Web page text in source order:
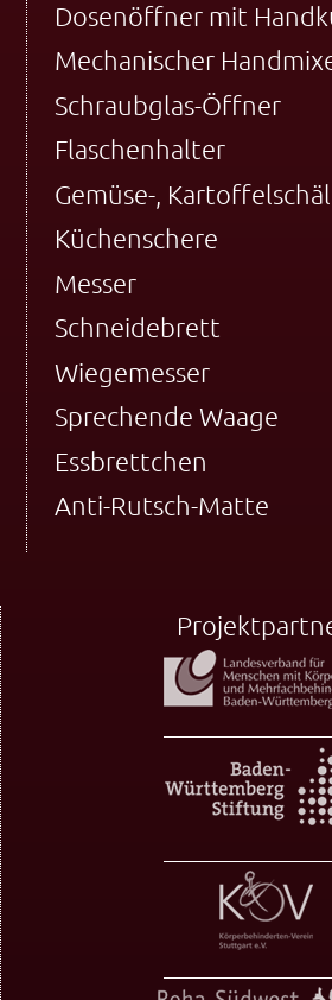
Dosenöffner mit
Mechanischer
Schraubglas-Öffner
Flaschenhalter
Gemüse-,
Küchenschere
Messer
Schneidebrett
Wiegemesser
Sprechende Waage
Essbrettchen
Anti-Rutsch-Matte